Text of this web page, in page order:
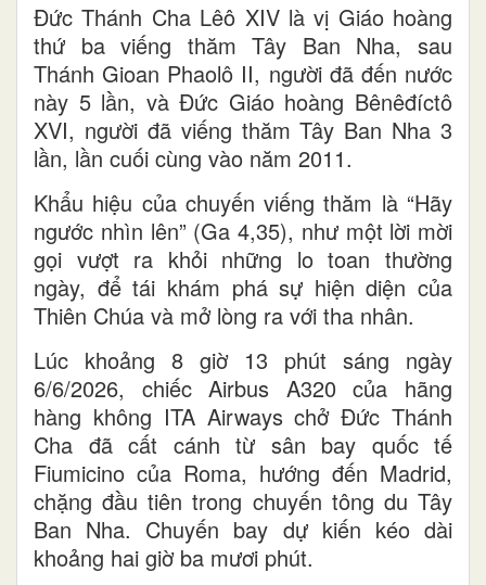
Đức Thánh Cha Lêô XIV là vị Giáo hoàng
thứ ba viếng thăm Tây Ban Nha, sau
Thánh Gioan Phaolô II, người đã đến nước
này 5 lần, và Đức Giáo hoàng Bênêđíctô
XVI, người đã viếng thăm Tây Ban Nha 3
lần, lần cuối cùng vào năm 2011.
Khẩu hiệu của chuyến viếng thăm là “Hãy
ngước nhìn lên” (Ga 4,35), như một lời mời
gọi vượt ra khỏi những lo toan thường
ngày, để tái khám phá sự hiện diện của
Thiên Chúa và mở lòng ra với tha nhân.
Lúc khoảng 8 giờ 13 phút sáng ngày
6/6/2026, chiếc Airbus A320 của hãng
hàng không ITA Airways chở Đức Thánh
Cha đã cất cánh từ sân bay quốc tế
Fiumicino của Roma, hướng đến Madrid,
chặng đầu tiên trong chuyến tông du Tây
Ban Nha. Chuyến bay dự kiến kéo dài
khoảng hai giờ ba mươi phút.